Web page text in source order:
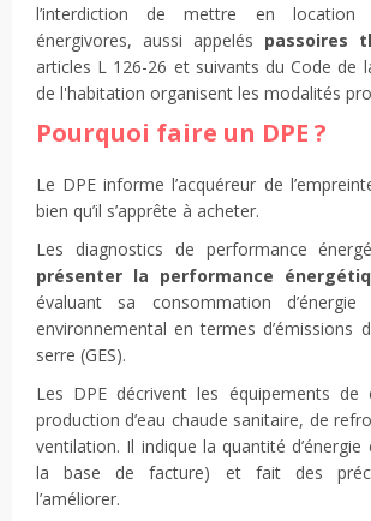
l’interdiction de mettre en location
énergivores, aussi appelés passoires
articles L 126-26 et suivants du Code de
de l'habitation organisent les modalités
Pourquoi faire un DPE ?
Le DPE informe l’acquéreur de
bien qu’il s’apprête à acheter.
Les diagnostics de performance
présenter la performance
évaluant sa consommation
environnemental en termes d’émissions
serre (GES).
Les DPE décrivent les équipements de
production d’eau chaude sanitaire, de
ventilation. Il indique la quantité
la base de facture) et fait des
l’améliorer.